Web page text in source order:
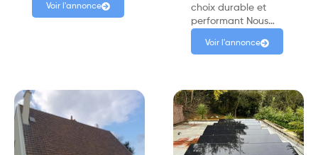
Voir l'annonce
choix durable et
performant Nous…
Voir l'annonce